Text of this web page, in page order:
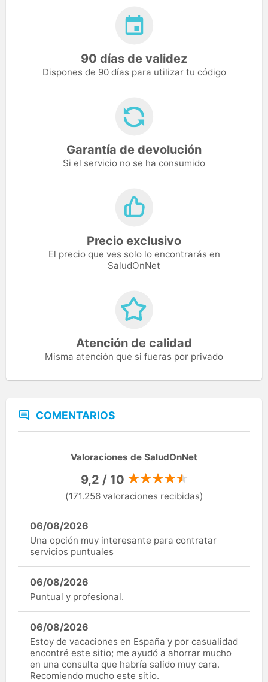
90 días de validez
Dispones de 90 días para utilizar tu código
Garantía de devolución
Si el servicio no se ha consumido
Precio exclusivo
El precio que ves solo lo encontrarás en
SaludOnNet
Atención de calidad
Misma atención que si fueras por privado
COMENTARIOS
Valoraciones de SaludOnNet
9,2 / 10
(171.256 valoraciones recibidas)
06/08/2026
Una opción muy interesante para contratar
servicios puntuales
06/08/2026
Puntual y profesional.
06/08/2026
Estoy de vacaciones en España y por casualidad
encontré este sitio; me ayudó a ahorrar mucho
en una consulta que habría salido muy cara.
Recomiendo mucho este sitio.